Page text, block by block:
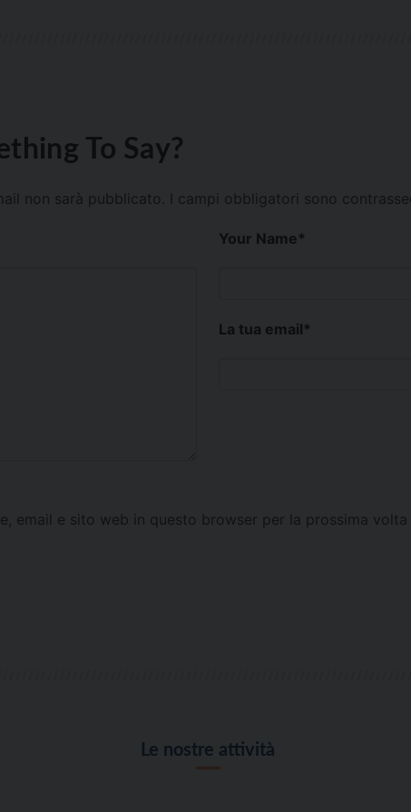
To Say?
non sarà pubblicato. I campi obbligatori sono
Your Name*
La tua email*
email e sito web in questo browser per la prossima
Le nostre attività